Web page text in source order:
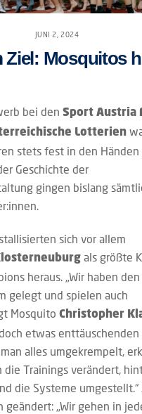
JUNI 2, 2024
Ziel: Mosquitos
bei denSport Austria
Lotterien
stets fest in den Händen
Geschichte der
gingen bislang
sich vor allem
als größte
heraus. „Wir haben
gelegt und spielen auch
MosquitoChristopher
etwas
alles umgekrempelt,
die Trainings verändert,
die Systeme umgestellt.“
geändert: „Wir gehen in